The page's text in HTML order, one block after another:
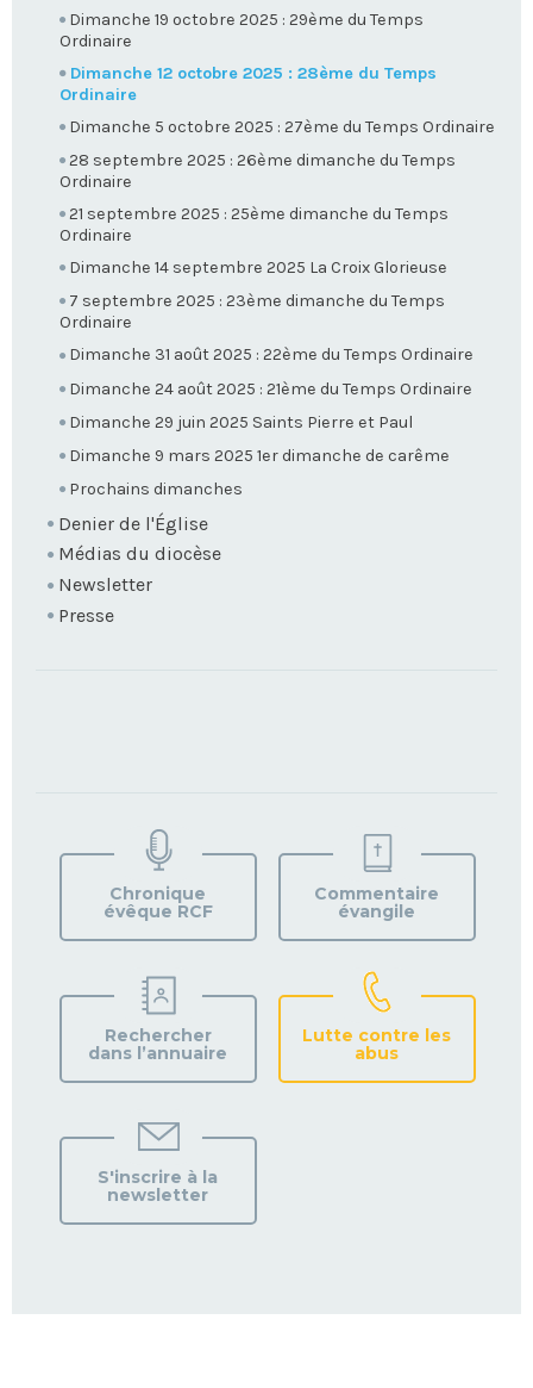
Dimanche 19 octobre 2025 : 29ème du Temps
Ordinaire
Dimanche 12 octobre 2025 : 28ème du Temps
Ordinaire
Dimanche 5 octobre 2025 : 27ème du Temps Ordinaire
28 septembre 2025 : 26ème dimanche du Temps
Ordinaire
21 septembre 2025 : 25ème dimanche du Temps
Ordinaire
Dimanche 14 septembre 2025 La Croix Glorieuse
7 septembre 2025 : 23ème dimanche du Temps
Ordinaire
Dimanche 31 août 2025 : 22ème du Temps Ordinaire
Dimanche 24 août 2025 : 21ème du Temps Ordinaire
Dimanche 29 juin 2025 Saints Pierre et Paul
Dimanche 9 mars 2025 1er dimanche de carême
Prochains dimanches
Denier de l'Église
Médias du diocèse
Newsletter
Presse
VOTRE
PAROISSE
Chronique
évêque RCF
Commentaire
évangile
Rechercher
dans l’annuaire
Lutte contre les
abus
S'inscrire à la
newsletter